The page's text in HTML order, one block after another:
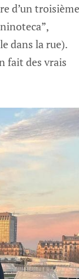
d’un troisième
dans la rue).
fait des vrais